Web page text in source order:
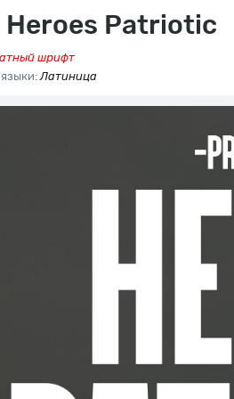
Patriotic
шрифт
Латиница